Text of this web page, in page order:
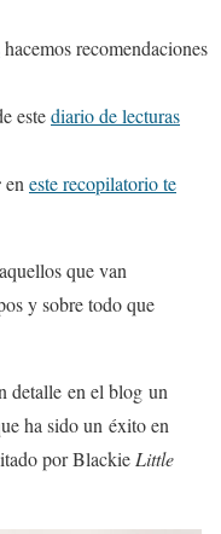
hacemos recomendaciones
estediario de lecturas
en este recopilatorio te
que van
y sobre todo que
detalle en el blog un
ha sido un éxito en
por Blackie Little